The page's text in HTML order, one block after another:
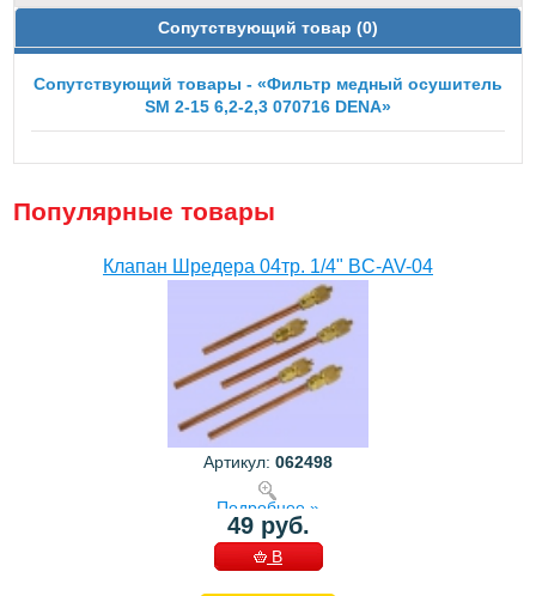
Сопутствующий товар (0)
Сопутствующий товары - «Фильтр медный осушитель
SM 2-15 6,2-2,3 070716 DENA»
Популярные товары
Клапан Шредера 04тр. 1/4" BC-AV-04
Артикул: 062498
Подробнее »
49 руб.
В